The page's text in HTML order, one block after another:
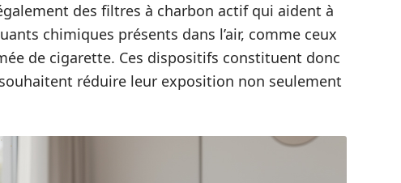
des filtres à charbon actif qui aident à
chimiques présents dans l’air, comme ceux
de cigarette. Ces dispositifs constituent donc
réduire leur exposition non seulement